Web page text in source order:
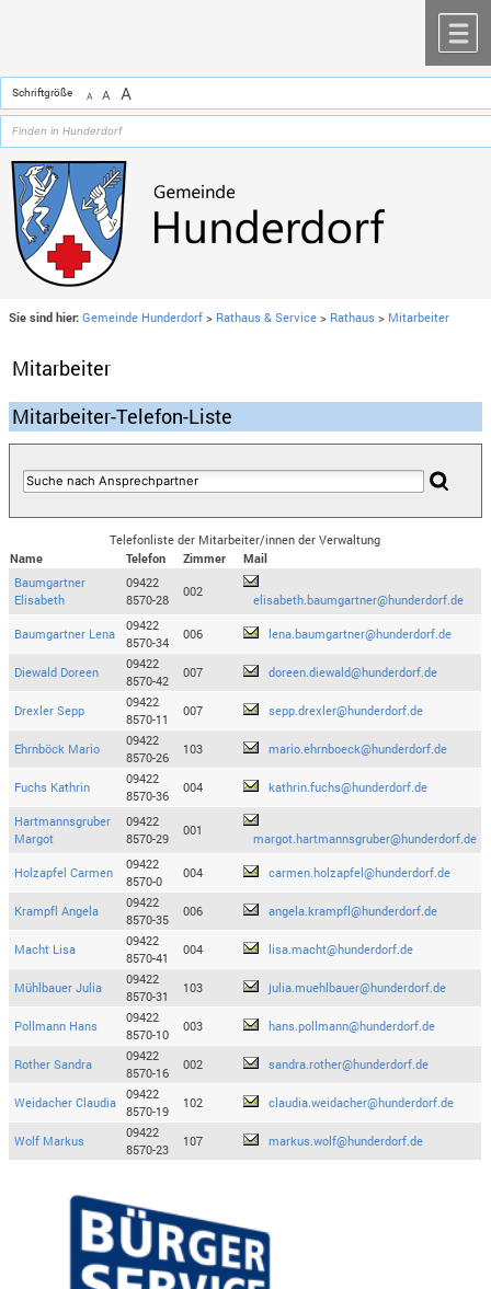
Schriftgröße A A A
Sie sind hier: Gemeinde Hunderdorf > Rathaus & Service > Rathaus > Mitarbeiter
Mitarbeiter
Mitarbeiter-Telefon-Liste
Telefonliste der Mitarbeiter/innen der Verwaltung
Name
Telefon Zimmer
Mail
Baumgartner
Elisabeth
09422
8570-28
002
elisabeth.baumgartner@hunderdorf.de
Baumgartner Lena
09422
8570-34
006 lena.baumgartner@hunderdorf.de
Diewald Doreen
09422
8570-42
007 doreen.diewald@hunderdorf.de
Drexler Sepp
09422
8570-11
007 sepp.drexler@hunderdorf.de
Ehrnböck Mario
09422
8570-26
103 mario.ehrnboeck@hunderdorf.de
Fuchs Kathrin
09422
8570-36
004 kathrin.fuchs@hunderdorf.de
Hartmannsgruber
Margot
09422
8570-29
001
margot.hartmannsgruber@hunderdorf.de
Holzapfel Carmen
09422
8570-0
004 carmen.holzapfel@hunderdorf.de
Krampfl Angela
09422
8570-35
006 angela.krampfl@hunderdorf.de
Macht Lisa
09422
8570-41
004 lisa.macht@hunderdorf.de
Mühlbauer Julia
09422
8570-31
103 julia.muehlbauer@hunderdorf.de
Pollmann Hans
09422
8570-10
003 hans.pollmann@hunderdorf.de
Rother Sandra
09422
8570-16
002 sandra.rother@hunderdorf.de
Weidacher Claudia
09422
8570-19
102 claudia.weidacher@hunderdorf.de
Wolf Markus
09422
8570-23
107 markus.wolf@hunderdorf.de